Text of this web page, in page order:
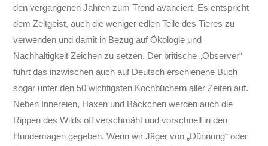
den vergangenen Jahren zum Trend avanciert. Es entspricht
dem Zeitgeist, auch die weniger edlen Teile des Tieres zu
verwenden und damit in Bezug auf Ökologie und
Nachhaltigkeit Zeichen zu setzen. Der britische „Observer“
führt das inzwischen auch auf Deutsch erschienene Buch
sogar unter den 50 wichtigsten Kochbüchern aller Zeiten auf.
Neben Innereien, Haxen und Bäckchen werden auch die
Rippen des Wilds oft verschmäht und vorschnell in den
Hundemagen gegeben. Wenn wir Jäger von „Dünnung“ oder